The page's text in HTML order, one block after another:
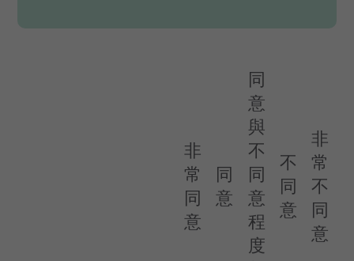
非
常
同
意
同
意
同
意
與
不
同
意
程
度
不
同
意
非
常
不
同
意